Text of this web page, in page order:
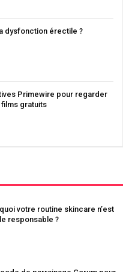
dysfonction érectile ?
Primewire pour regarder
gratuits
votre routine skincare n’est
responsable ?